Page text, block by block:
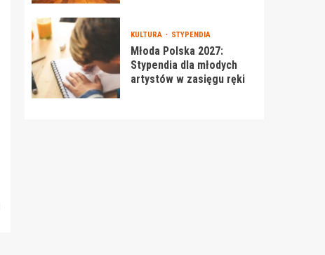
KULTURA STYPENDIA
Młoda Polska 2027:
Stypendia dla młodych
artystów w zasięgu ręki